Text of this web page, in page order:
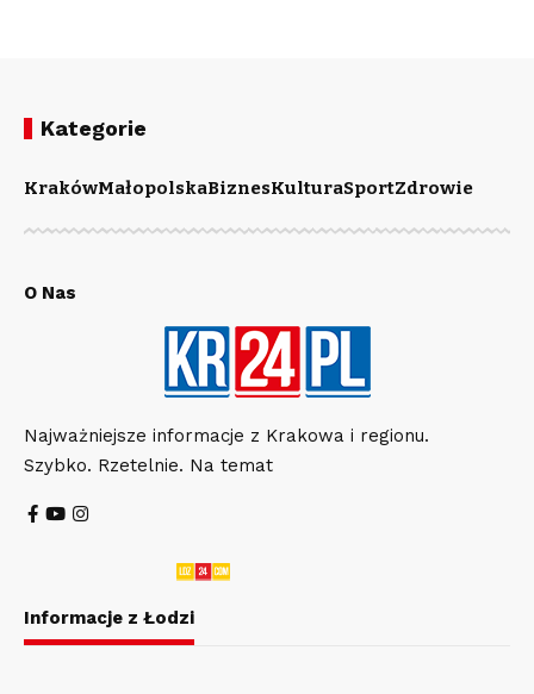
Kategorie
KrakówMałopolskaBiznesKulturaSportZdrowie
O Nas
Najważniejsze informacje z Krakowa i regionu.
Szybko. Rzetelnie. Na temat
Informacje z Łodzi